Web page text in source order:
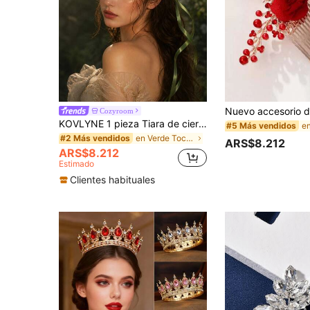
Cozyroom
KOVLYNE 1 pieza Tiara de ciervo hada del bosque hecha a mano - Tocado de rama retorcida con hojas & capullo blanco para disfraz de elfo, boda en el bosque & ocasiones especiales
#2 Más vendidos en Verde Tocados de novia
ARS$8.212
Estimado
Clientes habituales
#5 Más vendidos
ARS$8.212